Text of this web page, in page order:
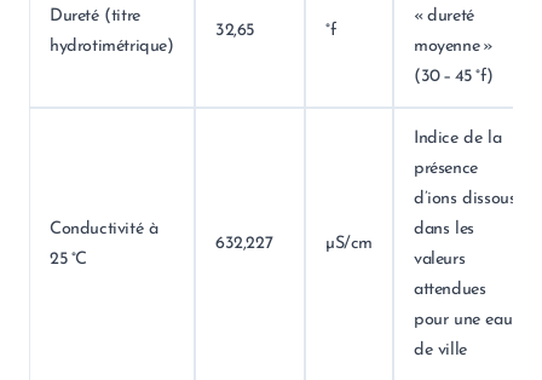
Dureté (titre
hydrotimétrique)
32,65 °f
« dureté
moyenne »
(30 – 45 °f)
Conductivité à
25 °C
632,227 µS/cm
Indice de la
présence
d’ions dissous,
dans les
valeurs
attendues
pour une eau
de ville